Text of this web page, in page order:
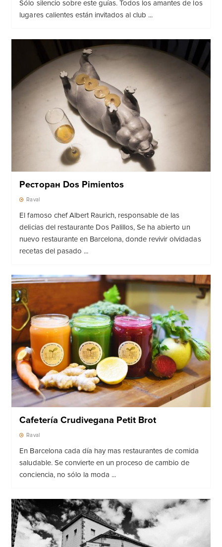
Sólo silencio sobre este guías. Todos los amantes de los
lugares calientes están invitados al club ...
Ресторан Dos Pimientos
Raval
El famoso chef Albert Raurich, responsable de las
delicias del restaurante Dos Palillos, Se ha abierto un
nuevo restaurante en Barcelona, donde revivir olvidadas
recetas del pasado ...
Cafetería Crudivegana Petit Brot
Raval
En Barcelona cada día hay mas restaurantes de comida
saludable. Se convierte en un proceso de cambio de
conciencia, no sólo la moda ...